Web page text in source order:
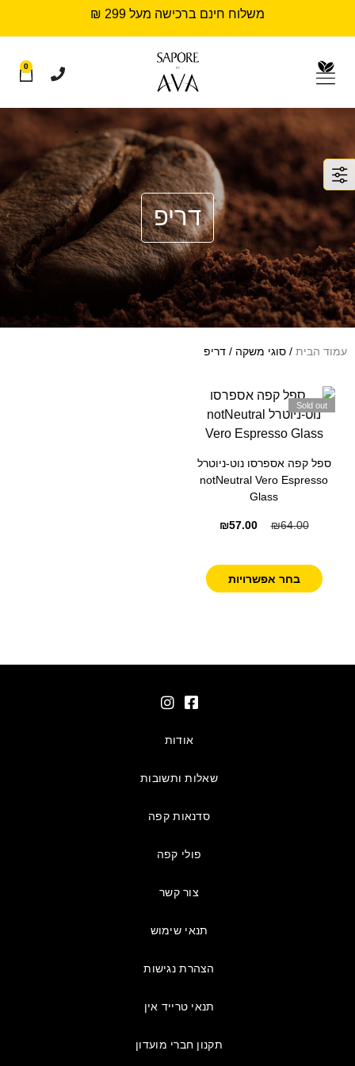
משלוח חינם ברכישה מעל 299 ₪
0
דריפ
עמוד הבית / סוגי משקה / דריפ
Sold out
ספל קפה אספרסו נוט-ניוטרל
notNeutral Vero Espresso
Glass
₪64.00
₪57.00
בחר אפשרויות
אודות
שאלות ותשובות
סדנאות קפה
פולי קפה
צור קשר
תנאי שימוש
הצהרת נגישות
תנאי טרייד אין
תקנון חברי מועדון